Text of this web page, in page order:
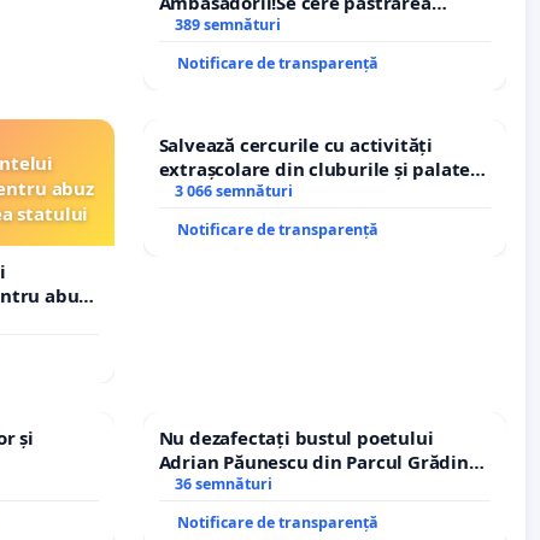
managerului general Mihai-Ciprian
ROGOJAN
389 semnături
Notificare de transparență
abuz
statului
abuz
Salvează cercurile cu activități
extrașcolare din cluburile și palatele
copiilor
3 066 semnături
Notificare de transparență
și
Nu dezafectați bustul poetului
Adrian Păunescu din Parcul Grădina
Icoanei! Stop cenzurii culturale!
36 semnături
Notificare de transparență